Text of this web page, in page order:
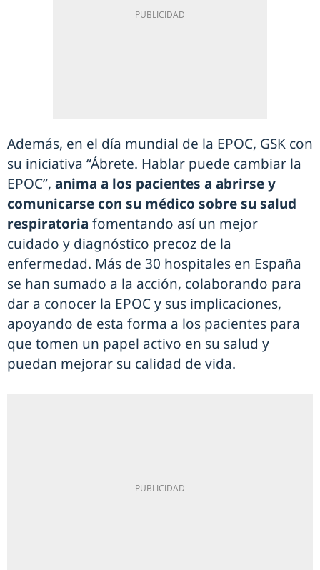
Además, en el día mundial de la EPOC, GSK con
su iniciativa “Ábrete. Hablar puede cambiar la
EPOC”, anima a los pacientes a abrirse y
comunicarse con su médico sobre su salud
respiratoria fomentando así un mejor
cuidado y diagnóstico precoz de la
enfermedad. Más de 30 hospitales en España
se han sumado a la acción, colaborando para
dar a conocer la EPOC y sus implicaciones,
apoyando de esta forma a los pacientes para
que tomen un papel activo en su salud y
puedan mejorar su calidad de vida.